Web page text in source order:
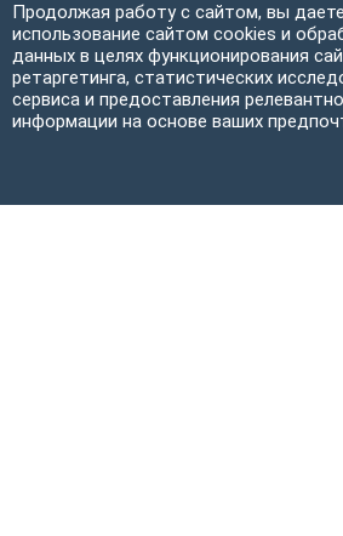
Продолжая работу с сайтом, вы
использование сайтом cookies и
данных в целях функционирования
ретаргетинга, статистических
сервиса и предоставления
информации на основе ваших